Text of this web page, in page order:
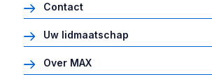
Contact
Uw lidmaatschap
Over MAX